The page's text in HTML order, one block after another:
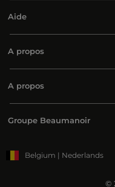
Aide
A propos
A propos
Groupe Beaumanoir
Belgium | Nederlands
©